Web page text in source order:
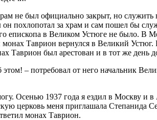
не был официально закрыт, но
похлопотал за храм и сам пошел бы
в Великом Устюге не было. В
Таврион вернулся в Великий Устюг.
Таврион был арестован и в тот же день
– потребовал от него начальник
Осенью 1937 года я ездил в Москву и
церковь меня приглашала
монах Таврион.